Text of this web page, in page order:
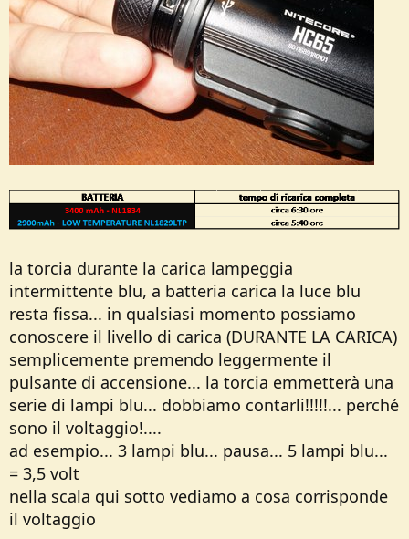
la torcia durante la carica lampeggia
intermittente blu, a batteria carica la luce blu
resta fissa... in qualsiasi momento possiamo
conoscere il livello di carica (DURANTE LA CARICA)
semplicemente premendo leggermente il
pulsante di accensione... la torcia emmetterà una
serie di lampi blu... dobbiamo contarli!!!!!... perché
sono il voltaggio!....
ad esempio... 3 lampi blu... pausa... 5 lampi blu...
= 3,5 volt
nella scala qui sotto vediamo a cosa corrisponde
il voltaggio